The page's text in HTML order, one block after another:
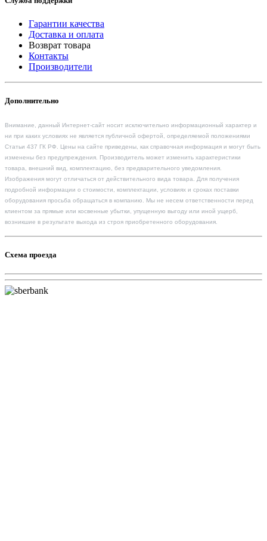
Гарантии качества
Доставка и оплата
Возврат товара
Контакты
Производители
Дополнительно
Внимание, данный Интернет-сайт носит исключительно информационный характер и
ни при каких условиях не является публичной офертой, определяемой положениями
Статьи 437 ГК РФ. Цены на сайте приведены, как справочная информация и могут быть
изменены без предупреждения. Производитель может изменить характеристики
товара, внешний вид, комплектацию, без предварительного уведомления.
Изображения могут отличаться от действительного вида товара. Для получения
подробной информации о стоимости, комплектации, условиях и сроках поставки
оборудования просьба обращаться в компанию. Мы не несем ответственности перед
клиентом за прямые или косвенные убытки, упущенную выгоду или иной ущерб,
возникшие в результате выхода из строя приобретенного оборудования.
Схема проезда